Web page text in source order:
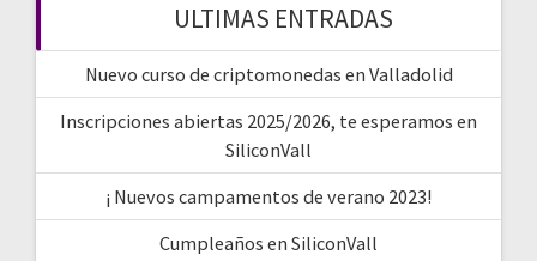
ULTIMAS ENTRADAS
Nuevo curso de criptomonedas en Valladolid
Inscripciones abiertas 2025/2026, te esperamos en
SiliconVall
¡ Nuevos campamentos de verano 2023!
Cumpleaños en SiliconVall